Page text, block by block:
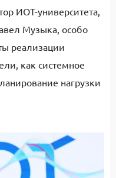
ИОТ-университета,
Музыка, особо
реализации
как системное
нагрузки